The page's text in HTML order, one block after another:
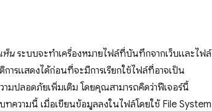
ห็นระบบจะทำเครื่องหมายไฟล์ที่บันทึกจากเว็บและไฟล์
ารแสดงได้ก่อนที่จะมีการเรียกใช้ไฟล์ที่อาจเป็น
ามปลอดภัยเพิ่มเติม โดยคุณสามารถคิดว่าฟีเจอร์นี้
ความนี้ เมื่อเขียนข้อมูลลงในไฟล์โดยใช้ File System